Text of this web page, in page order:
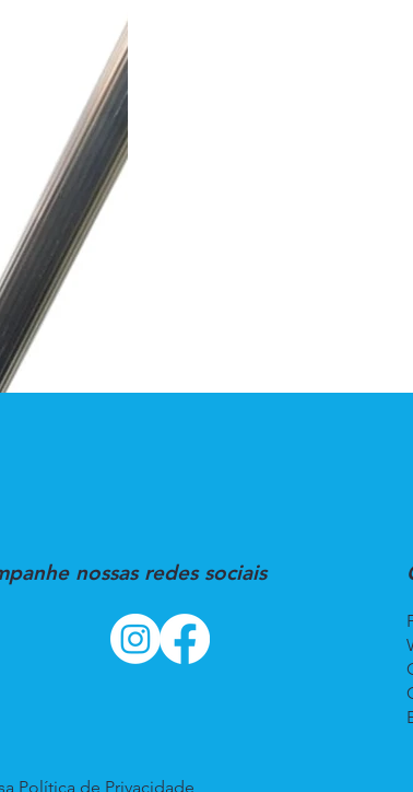
nossas redes sociais
Política de Privacidade